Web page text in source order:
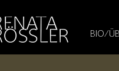
BIO/